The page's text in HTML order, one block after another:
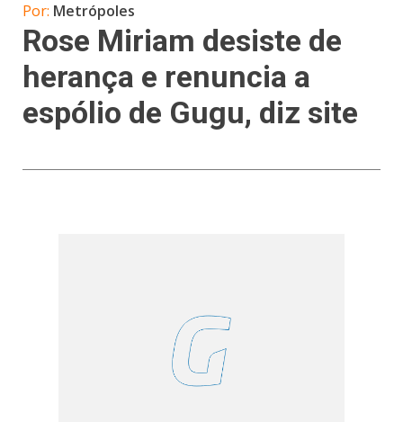
Por: Metrópoles
Rose Miriam desiste de
herança e renuncia a
espólio de Gugu, diz site